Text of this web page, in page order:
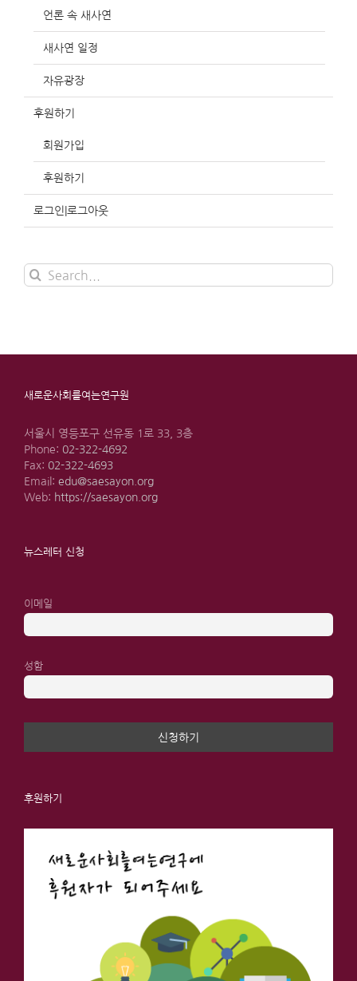
언론 속 새사연
새사연 일정
자유광장
후원하기
회원가입
후원하기
로그인|로그아웃
Search
for:
새로운사회를여는연구원
서울시 영등포구 선유동 1로 33, 3층
Phone: 02-322-4692
Fax: 02-322-4693
Email: edu@saesayon.org
Web: https://saesayon.org
뉴스레터 신청
이메일
성함
후원하기